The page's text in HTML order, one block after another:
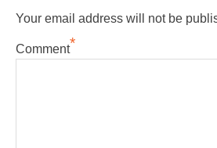
Your email address will not be
Comment*